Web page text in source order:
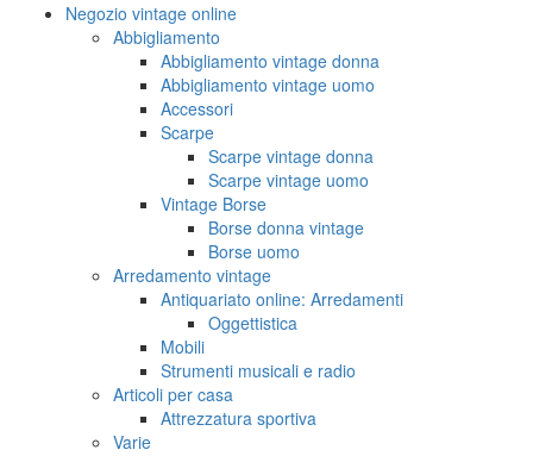
Negozio vintage online
Abbigliamento
Abbigliamento vintage donna
Abbigliamento vintage uomo
Accessori
Scarpe
Scarpe vintage donna
Scarpe vintage uomo
Vintage Borse
Borse donna vintage
Borse uomo
Arredamento vintage
Antiquariato online: Arredamenti
Oggettistica
Mobili
Strumenti musicali e radio
Articoli per casa
Attrezzatura sportiva
Varie